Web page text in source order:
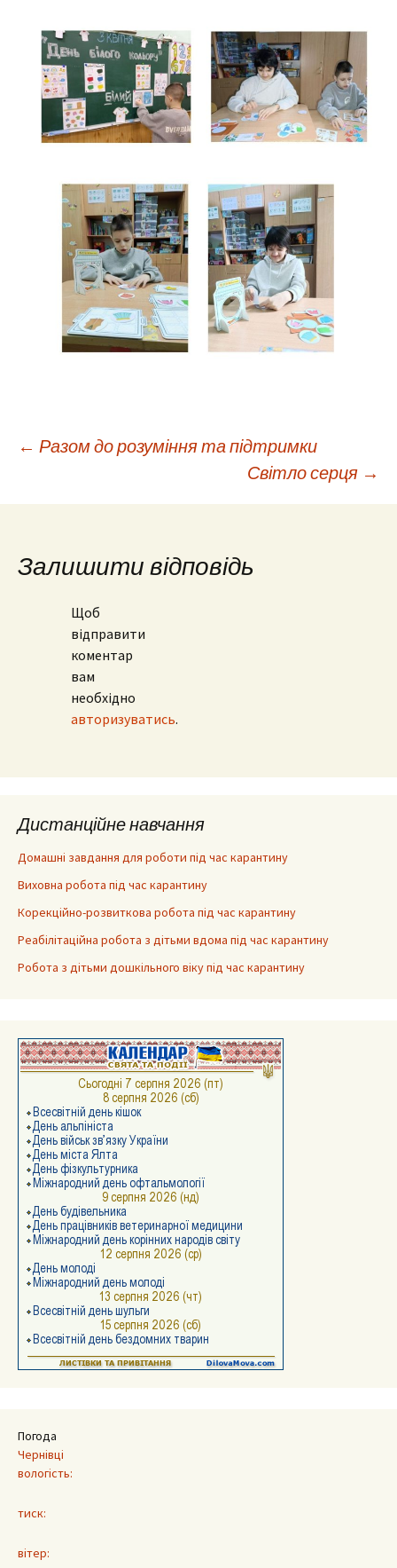
Навігація
по
запису
← Разом до розуміння та підтримки
Світло серця →
Залишити відповідь
Щоб
відправити
коментар
вам
необхідно
авторизуватись.
Дистанційне навчання
Домашні завдання для роботи під час карантину
Виховна робота під час карантину
Корекційно-розвиткова робота під час карантину
Реабілітаційна робота з дітьми вдома під час карантину
Робота з дітьми дошкільного віку під час карантину
Погода
Чернівці
вологість:
тиск:
вітер: